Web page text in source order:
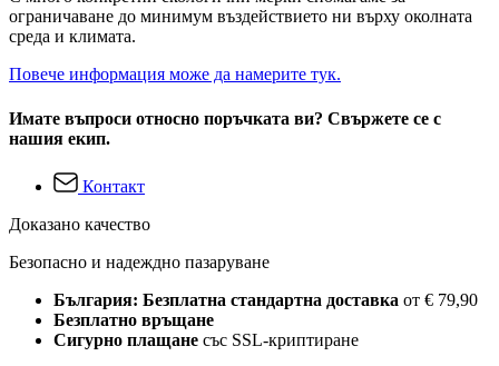
ограничаване до минимум въздействието ни върху околната
среда и климата.
Повече информация може да намерите тук.
Имате въпроси относно поръчката ви? Свържете се с
нашия екип.
Контакт
Доказано качество
Безопасно и надеждно пазаруване
България: Безплатна стандартна доставка от € 79,90
Безплатно връщане
Сигурно плащане със SSL-криптиране